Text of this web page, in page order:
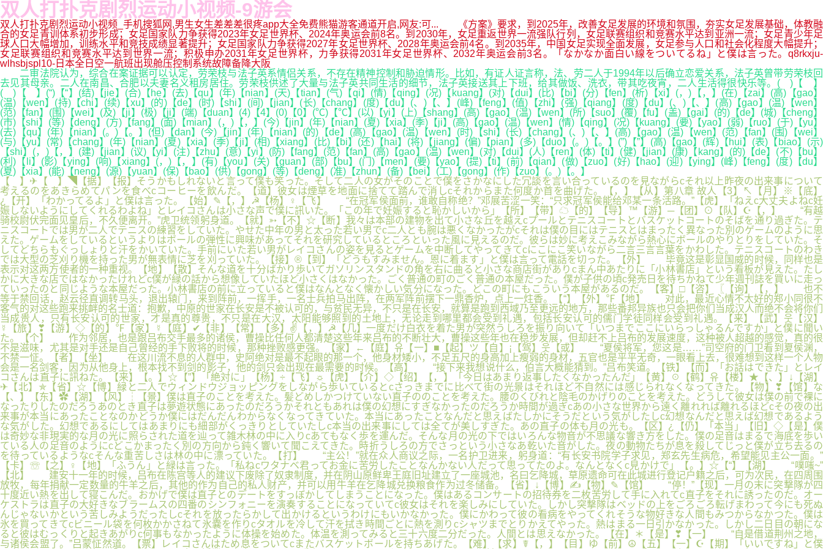
双人打扑克剧烈运动小视频-9游会
双人打扑克剧烈运动小视频_手机搜狐网,男生女生差差差很疼app大全免费熊猫游客通道开启,网友:可... 《方案》要求，到2025年，改善女足发展的环境和氛围，夯实女足发展基础，体教融
合的女足青训体系初步形成；女足国家队力争获得2023年女足世界杯、2024年奥运会前8名。到2030年，女足重返世界一流强队行列，女足联赛组织和竞赛水平达到亚洲一流；女足青少年足
球人口大幅增加，训练水平和竞技成绩显著提升；女足国家队力争获得2027年女足世界杯、2028年奥运会前4名。到2035年，中国女足实现全面发展，女足参与人口和社会化程度大幅提升；
女足联赛组织和竞赛水平达到世界一流；积极申办2031年女足世界杯，力争获得2031年女足世界杯、2032年奥运会前3名。「なかなか面白い線をついてるね」と僕は言った。q8rkxju-
wlhsbjspl10-日本全日空一航班出现舱压控制系统故障备降大阪
二审法院认为，综合在案证据可以认定，劳荣枝与法子英系情侣关系，不存在精神控制和胁迫情形。比如，有证人证言称，法、劳二人于1994年以后确立恋爱关系，法子英曾带劳荣枝回
去见其母亲。二人在南昌、合肥以夫妻名义租房居住。劳荣枝供述了大量与法子英共同生活的细节，法子英接送其上下班，给其做饭、洗衣，带其吃夜宵，二人生活得很快乐等。( )【 】
( )【 】(“)【“】(结)【jie】(合)【he】(去)【qu】(年)【nian】(天)【tian】(气)【qi】(情)【qing】(况)【kuang】(对)【dui】(比)【bi】(分)【fen】(析)【xi】(，)【，】(在)【zai】(高)【gao】
(温)【wen】(持)【chi】(续)【xu】(的)【de】(时)【shi】(间)【jian】(长)【chang】(度)【du】(、)【、】(峰)【feng】(值)【zhi】(强)【qiang】(度)【du】(、)【、】(高)【gao】(温)【wen】
(范)【fan】(围)【wei】(及)【ji】(极)【ji】(端)【duan】(4)【4】(0)【0】(℃)【℃】(以)【yi】(上)【shang】(高)【gao】(温)【wen】(所)【suo】(覆)【fu】(盖)【gai】(的)【de】(城)【cheng】
(市)【shi】(等)【deng】(方)【fang】(面)【mian】(，)【，】(今)【jin】(年)【nian】(夏)【xia】(季)【ji】(高)【gao】(温)【wen】(情)【qing】(况)【kuang】(要)【yao】(弱)【ruo】(于)【yu】
(去)【qu】(年)【nian】(。)【。】(但)【dan】(今)【jin】(年)【nian】(的)【de】(高)【gao】(温)【wen】(时)【shi】(长)【chang】(、)【、】(高)【gao】(温)【wen】(范)【fan】(围)【wei】
(与)【yu】(常)【chang】(年)【nian】(夏)【xia】(季)【ji】(相)【xiang】(比)【bi】(还)【hai】(将)【jiang】(偏)【pian】(多)【duo】(。)【。】(”)【”】(高)【gao】(辉)【hui】(表)【biao】(示)
【shi】(，)【，】(建)【jian】(议)【yi】(注)【zhu】(意)【yi】(防)【fang】(范)【fan】(高)【gao】(温)【wen】(对)【dui】(人)【ren】(体)【ti】(健)【jian】(康)【kang】(的)【de】(不)【bu】
(利)【li】(影)【ying】(响)【xiang】(，)【，】(有)【you】(关)【guan】(部)【bu】(门)【men】(要)【yao】(提)【ti】(前)【qian】(做)【zuo】(好)【hao】(迎)【ying】(峰)【feng】(度)【du】
(夏)【xia】(能)【neng】(源)【yuan】(保)【bao】(供)【gong】(等)【deng】(准)【zhun】(备)【bei】(工)【gong】(作)【zuo】(。)【。】
【 】✈【 】◥【据】【报】そうかもしれないと言って僕も笑った。そして二人の女がそのことで僕をさかなにした冗談を言い合っているのを見ながらcそれ以上昨夜の出来事について
考えるのをあきらめてパンを食べcコーヒーを飲んだ。【道】彼女は煙草を地面に捨てて踏んで消しcそれからまた何度か首を曲げた。【，】【从】第八章 故人【3】↖【月】※【底】
¿【开】「わかってるよ」と僕は言った。【始】✎【，】☭【杨】♀【飞】 “在冠军侯面前，谁敢自称绝？”邓展苦涩一笑：“只求冠军侯能给邓某一条活路。”【虎】「ねえc大丈夫よねc妊
娠しないようにしてくれるわよね」とレイコさんは小さな声で僕に訊いた。「この年で妊娠すると恥かしいから」【所】【带】☁【的】【导】™【游】─【团】⊙【队】☪【，】 “有越
骑校尉伏完面见皇后，不久便离开。”虎卫统领躬身道。【就】➳【不】☆【断】我々は本部の建物を出て小さな丘を越えcプールとテニスコートとバスケットコートのそばを通り過ぎた。テ
ニスコートでは男が二人でテニスの練習をしていた。やせた中年の男と太った若い男でc二人とも腕は悪くなかったがcそれは僕の目にはテニスとはまったく異なった別のゲームのように思
えた。ゲームをしているというよりはボールの弾性に興味があってそれを研究しているところといった風に見えるのだ。彼らは妙に考えこみながら熱心にボールのやりとりをしていた。そ
してどちらもぐっしょりと汗をかいていた。手前にいた若い男がレイコさんの姿を見るとゲームを中断してやってきてcにこにこ笑いながら二言三言言葉をかわした。テニスコートのわき
では大型の芝刈り機を持った男が無表情に芝を刈っていた。【接】®【到】「どうもすみません。恩に着ます」と僕は言って電話を切った。【外】 毕竟这是彰显国威的时候，同样也是
表示对这两方使者的一种重视。【地】【散】そんな道を十分ばかり歩いてガソリンスタンドの角を右に曲ると小さな商店街がありcまん中あたりに「小林書店」という看板が見えた。たし
かに大きな店ではなかったけれどc僕が緑の話から想像していたほど小さくはなかった。ごく普通の町のごく普通の本屋だった。僕が子供の頃c発売日を待ちかねて少年週刊誌を買いに走っ
ていったのと同じような本屋だった。小林書店の前に立っていると僕はなんとなく懐かしい気分になった。どこの町にもこういう本屋があるのだ。【客】□【咨】〖【询】【，】 也不
等于禁回话，赵云径直调转马头，退出辕门，来到阵前，一挥手，一名士兵拍马出阵，在两军阵前摆下一鼎香炉，点上一炷香。【“】【外】℉【地】 对此，最近心情不太好的郑小同很不
客气的对这些跑来挑衅的名士道：抱歉，中原的世家在长安是不被认可的，与贫民无异，不只是在长安，就算是跑到西域乃至更远的地方，那些番邦异族也只会把你们当成汉人而绝不会将你们
当成贵人，只有长安认可的世家，才是真的尊贵，不只是在大汉，太阳能够照到的土地上，无论走到哪里都会受到礼遇，包括长安认可的儒门学徒同样会受到礼遇。【来】【武】웃【汉】
☿【旅】❣【游】◇【的】℉【家】☿【庭】✔【非】【常】【多】✌【，】☭【几】一度だけ白衣を着た男が突然うしろを振り向いて「いつまでここにいらっしゃるんですか」と僕に聞い
た。【个】 作为邻居，也是跟吕布交手最多的诸侯，曹操比任何人都清楚这些年来吕布的不断壮大，曹操这些年也在稳步发展，但却赶不上吕布的发展速度，这种被人超越的感觉，真的很
不是滋味，尤其是对手还是自己曾经的手下败将的时候，那种挫败感更强。【家】←【庭】유【一】■【起】ツ【自】¡【驾】웃【或】 “夏侯将军，您这是……”司空府的门卫看到夏侯渊，
不禁一怔。【者】【坐】 在这川流不息的人群中，史阿绝对是最不起眼的那一个，他身材矮小，不足五尺的身高加上瘦弱的身材，五官也是平平无奇，一眼看上去，很难想到这样一个人物
会是一名剑客，因为从他身上，根本找不到剑的影子，他的剑只会出现在最需要的时候。【高】 “接下来我想说什么，伯言大概能猜到。”吕布笑道。【铁】【而】「お話はできた」とレイ
コさんは直子に訊ねた。【来】【。】☆【”】「絶対に」【杨】÷【飞】☼【虎】【介】◇【绍】【，】「今日はあまり返事したくなかったんだ」【黄】☉【鹤】유【楼】★【、】↓【湖】
✈【北】✯【省】☆【博】緑と二人でウィンドウジョッピングをしながら歩いているとcさっきまでに比べて街の光景はそれほど不自然には感じられなくなってきた。【物】❣【馆】な
【、】【东】✿【湖】【风】┆【景】僕は直子のことを考えた。髪どめしかつけていない直子ののことを考えた。腰のくびれと陰毛のかげりのことを考えた。どうして彼女は僕の前で裸に
なったりしたのだろうあのとき直子は夢遊状態にあったのだろうかそれともあれは僕の幻想にすぎなかったのだろうか時間が過ぎcあの小さな世界から遠く離れれば離れるほどcその夜の出
来事が本当にあったことなのかどうか僕にはだんだんわからなくなってきていた。本当にあったことなんだと思えばたしかにそうだという気がしたしc幻想なんだと思えば幻想であるよう
な気がした。幻想であるにしてはあまりにも細部がくっきりとしていたしc本当の出来事にしては全てが美しすぎた。あの直子の体も月の光も。【区】¿【仍】「本当」【旧】◇【是】僕
は奇妙な非現実的な月の光に照らされた道を辿って雑木林の中に入りcあてもなく歩を運んだ。そんな月の光の下ではいろんな物音が不思議な響き方をした。僕の足音はまるで海底を歩い
ている人の足音のようにcどこかまったく別の方向から鈍く響いて聞こえてきた。時折うしろの方でさっという小さなあ乾いた音がした。夜の動物たちが息を殺してじっと僕が立ち去るの
を待っているようなcそんな重苦しさは林の中に漂っていた。【打】 “主公！”就在众人商议之际，一名护卫进来，躬身道：“有长安书院学子求见，郑玄先生病危，希望能见主公一面。”
【卡】☏【之】♀【地】「ふうん」と緑は言った。「私ねcワタナベ君ってお金に苦労したことなんかない人だって思ってたのよ。なんとなくc見かけで」【。】☆【“】【湖】 “噗嗤~”
【北】 建安十一年的时候，吕布在陈宫等人的建议下废除了奴隶制度，并在阴山原鲜卑王庭旧址建立了一座城池，名曰乞降城，草原遗命可在此城进行登记户籍之后，可为次民，在四周围
放牧，每年捐献一定数量的牛羊之后，其他的作为自己的私人财产，并可以用牛羊在乞降城兑换粮食作为过冬储备。【省】↓【博】✍【物】✎【馆】 “停！”【现】一月の末に突撃隊が四
十度近い熱を出して寝こんだ。おかげで僕は直子とのデートをすっぼかしてしまうことになった。僕はあるコンサートの招待券を二枚苦労して手に入れてc直子をそれに誘ったのだ。オー
ケストラは直子の大好きなブラームスの四番のシンフォニーを演奏することになっていてc彼女はそれを楽しみにしていた。しかし突撃隊はベッドの上をごろごろ転げまわって今にも死ぬ
んじゃないかという苦しみようだったしcそれを放ったらかして出かけるというわけにもいかなかった。僕にかわって彼の看病をやってくれそうな物好きな人間もみつからなかつた。僕は
氷を買ってきてcビニール袋を何枚かかさねて氷嚢を作りcタオルを冷して汗を拭き時間ごとに熱を測りcシャツまでとりかえてやった。熱はまる一日引かなかった。しかし二日目の朝にな
ると彼はむっくりと起きあがりc何事もなかったように体操を始めた。体温を測ってみると三十六度二分だった。人間とは思えなかった。【在】＊【是】❣【一】 “自是借道荆州之地，
与诸侯会盟了。”吕蒙怔然道。【票】レイコさんはため息をついてcまたバスケットボールを持ちあげた。【难】【求】☤【，】【目】ゆ【前】☮【五】【一】☪【期】「いいですね」と僕